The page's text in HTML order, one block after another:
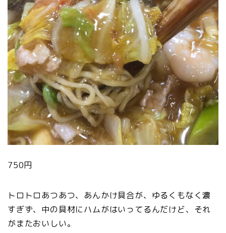
750円
トロトロあつあつ、あんかけ具合が、ゆるくもなく濃
すぎず、中の具材にハムがはいってるんだけど、それ
がまたおいしい。